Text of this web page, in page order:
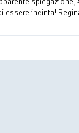
incinta!